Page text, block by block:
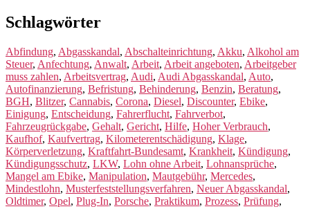
Schlagwörter
Abfindung, Abgasskandal, Abschalteinrichtung, Akku, Alkohol am
Steuer, Anfechtung, Anwalt, Arbeit, Arbeit angeboten, Arbeitgeber
muss zahlen, Arbeitsvertrag, Audi, Audi Abgasskandal, Auto,
Autofinanzierung, Befristung, Behinderung, Benzin, Beratung,
BGH, Blitzer, Cannabis, Corona, Diesel, Discounter, Ebike,
Einigung, Entscheidung, Fahrerflucht, Fahrverbot,
Fahrzeugrückgabe, Gehalt, Gericht, Hilfe, Hoher Verbrauch,
Kaufhof, Kaufvertrag, Kilometerentschädigung, Klage,
Körperverletzung, Kraftfahrt-Bundesamt, Krankheit, Kündigung,
Kündigungsschutz, LKW, Lohn ohne Arbeit, Lohnansprüche,
Mangel am Ebike, Manipulation, Mautgebühr, Mercedes,
Mindestlohn, Musterfeststellungsverfahren, Neuer Abgasskandal,
Oldtimer, Opel, Plug-In, Porsche, Praktikum, Prozess, Prüfung,